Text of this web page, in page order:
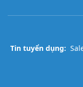
Tin tuyển dụng: